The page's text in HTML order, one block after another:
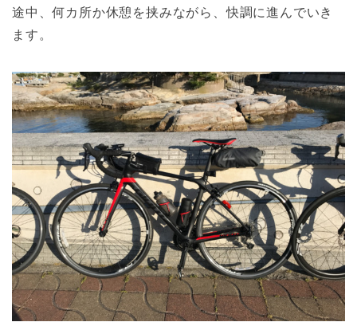
途中、何カ所か休憩を挟みながら、快調に進んでいき
ます。